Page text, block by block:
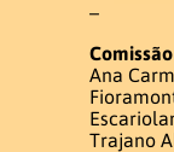
–
Ana
Trajano